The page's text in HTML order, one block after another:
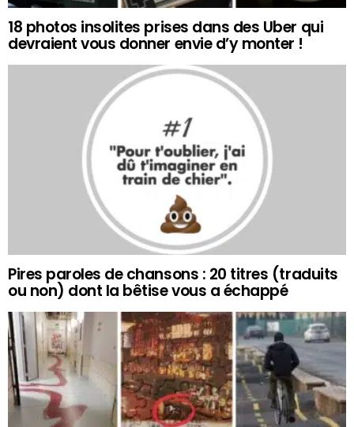
18 photos insolites prises dans des Uber qui
devraient vous donner envie d’y monter !
Pires paroles de chansons : 20 titres (traduits
ou non) dont la bêtise vous a échappé